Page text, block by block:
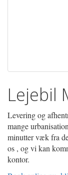
Lejebil
Levering og
mange
minutter væk fra
os , og vi kan
kontor.